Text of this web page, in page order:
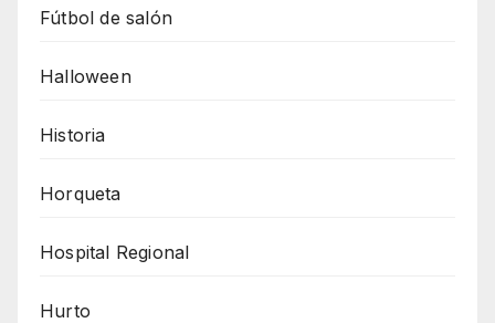
Fútbol de salón
Halloween
Historia
Horqueta
Hospital Regional
Hurto